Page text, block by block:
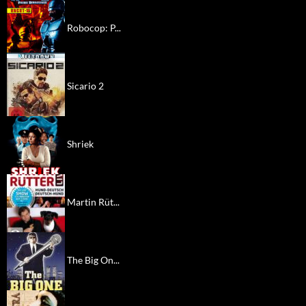
Robocop: P...
Sicario 2
Shriek
Martin Rüt...
The Big On...